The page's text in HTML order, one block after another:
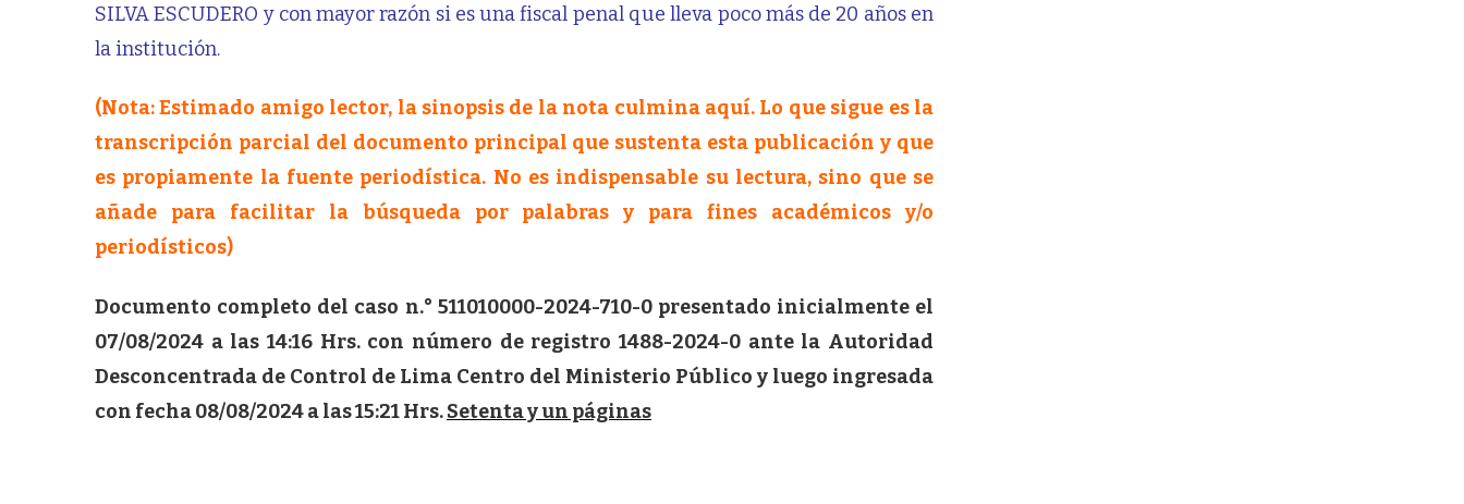
SILVA ESCUDERO y con mayor razón si es una fiscal penal que lleva poco más de 20 años en
la institución.
(Nota: Estimado amigo lector, la sinopsis de la nota culmina aquí. Lo que sigue es la
transcripción parcial del documento principal que sustenta esta publicación y que
es propiamente la fuente periodística. No es indispensable su lectura, sino que se
añade para facilitar la búsqueda por palabras y para fines académicos y/o
periodísticos)
Documento completo del caso n.° 511010000-2024-710-0 presentado inicialmente el
07/08/2024 a las 14:16 Hrs. con número de registro 1488-2024-0 ante la Autoridad
Desconcentrada de Control de Lima Centro del Ministerio Público y luego ingresada
con fecha 08/08/2024 a las 15:21 Hrs.Setenta y un páginas